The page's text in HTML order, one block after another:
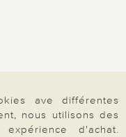
ave différentes
nous utilisons des
d'achat.